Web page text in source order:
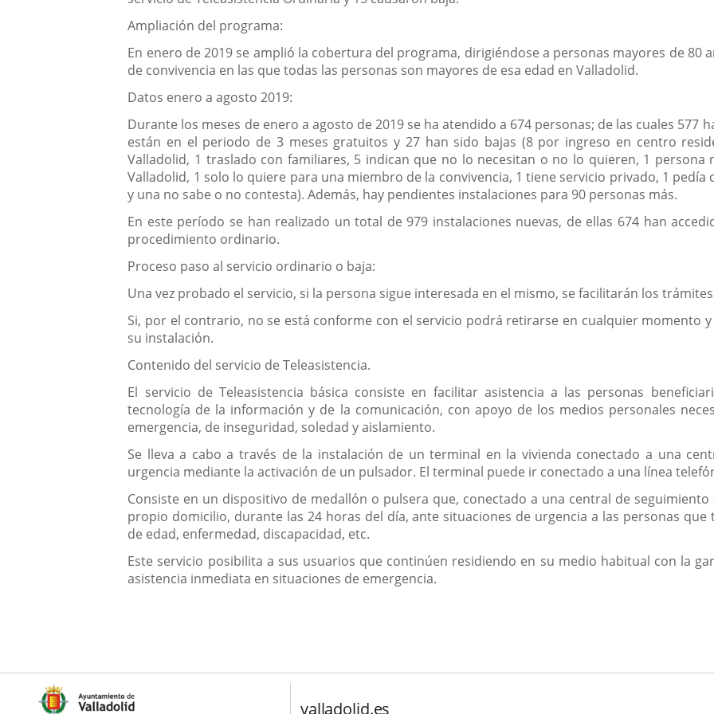
Ampliación del programa:
En enero de 2019 se amplió la cobertura del programa, dirigiéndose a personas mayores de 80
de convivencia en las que todas las personas son mayores de esa edad en Valladolid.
Datos enero a agosto 2019:
Durante los meses de enero a agosto de 2019 se ha atendido a 674 personas; de las cuales 577
están en el periodo de 3 meses gratuitos y 27 han sido bajas (8 por ingreso en centro
Valladolid, 1 traslado con familiares, 5 indican que no lo necesitan o no lo quieren, 1
Valladolid, 1 solo lo quiere para una miembro de la convivencia, 1 tiene servicio privado, 1
y una no sabe o no contesta). Además, hay pendientes instalaciones para 90 personas más.
En este período se han realizado un total de 979 instalaciones nuevas, de ellas 674 han
procedimiento ordinario.
Proceso paso al servicio ordinario o baja:
Una vez probado el servicio, si la persona sigue interesada en el mismo, se facilitarán los
Si, por el contrario, no se está conforme con el servicio podrá retirarse en cualquier momento
su instalación.
Contenido del servicio de Teleasistencia.
El servicio de Teleasistencia básica consiste en facilitar asistencia a las personas
tecnología de la información y de la comunicación, con apoyo de los medios personales
emergencia, de inseguridad, soledad y aislamiento.
Se lleva a cabo a través de la instalación de un terminal en la vivienda conectado a una
urgencia mediante la activación de un pulsador. El terminal puede ir conectado a una línea
Consiste en un dispositivo de medallón o pulsera que, conectado a una central de
propio domicilio, durante las 24 horas del día, ante situaciones de urgencia a las personas
de edad, enfermedad, discapacidad, etc.
Este servicio posibilita a sus usuarios que continúen residiendo en su medio habitual con la
asistencia inmediata en situaciones de emergencia.
valladolid.es